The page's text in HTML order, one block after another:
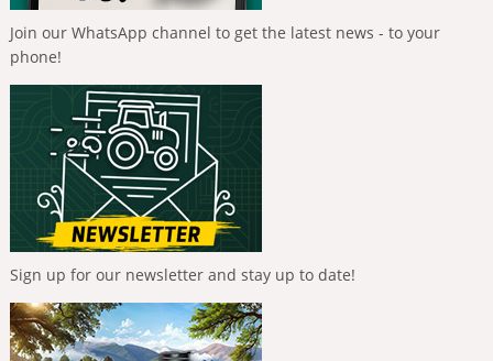
Join our WhatsApp channel to get the latest news - to your
phone!
Sign up for our newsletter and stay up to date!